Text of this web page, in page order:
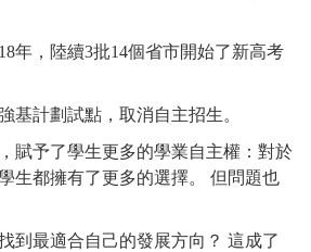
年，陸續3批14個省市開始了新高考
基計劃試點，取消自主招生。
賦予了學生更多的學業自主權：對於
生都擁有了更多的選擇。 但問題也
到最適合自己的發展方向？ 這成了